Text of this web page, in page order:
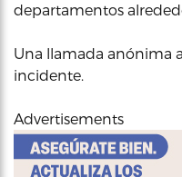
departamentos
Una llamada anónima
incidente.
Advertisements